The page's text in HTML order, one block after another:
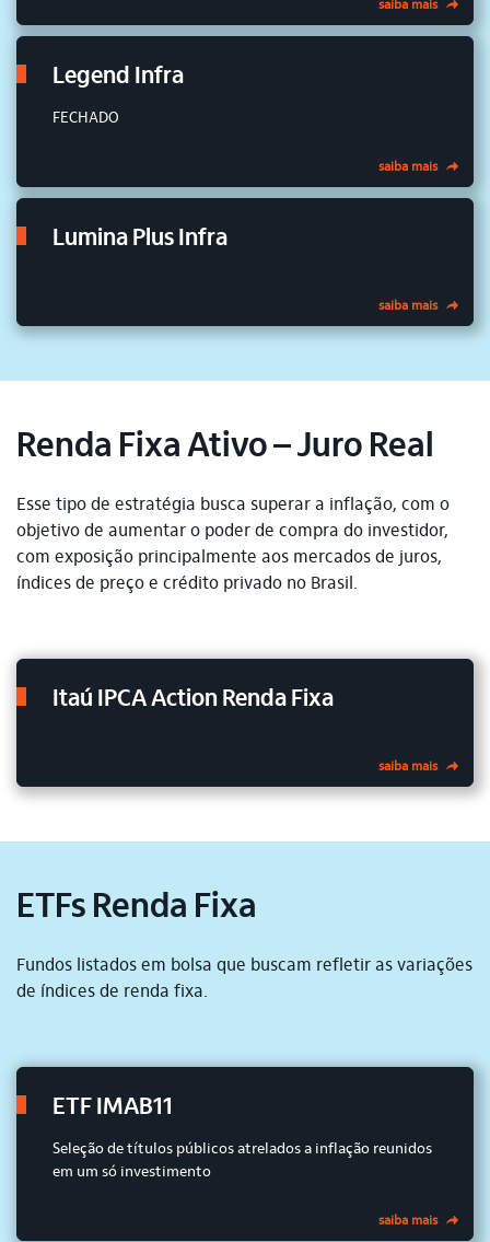
saiba mais
Legend Infra
FECHADO
saiba mais
Lumina Plus Infra
saiba mais
Renda Fixa Ativo – Juro Real
Esse tipo de estratégia busca superar a inflação, com o
objetivo de aumentar o poder de compra do investidor,
com exposição principalmente aos mercados de juros,
índices de preço e crédito privado no Brasil.
Itaú IPCA Action Renda Fixa
saiba mais
ETFs Renda Fixa
Fundos listados em bolsa que buscam refletir as variações
de índices de renda fixa.
ETF IMAB11
Seleção de títulos públicos atrelados a inflação reunidos
em um só investimento
saiba mais